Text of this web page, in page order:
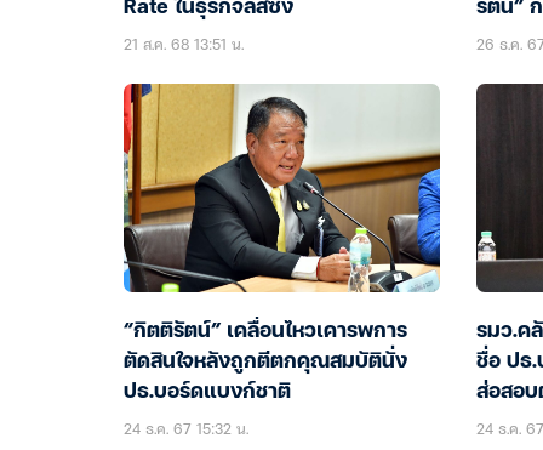
Rate ในธุรกิจลีสซิ่ง
21 ส.ค. 68 13:51 น.
รัตน์”
26 ธ.ค.
“กิตติรัตน์” เคลื่อนไหวเคารพการ
ตัดสินใจหลังถูกตีตกคุณสมบัตินั่ง
ปธ.บอร์ดแบงก์ชาติ
24 ธ.ค. 67 15:32 น.
รมว.ค
ชื่อ ปธ.
ส่อสอ
24 ธ.ค.